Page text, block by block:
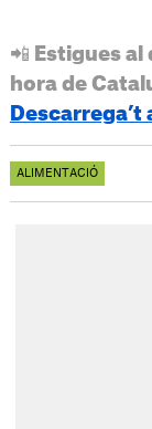
📲 Estigues
hora de
Descarrega’t
ALIMENTACIÓ